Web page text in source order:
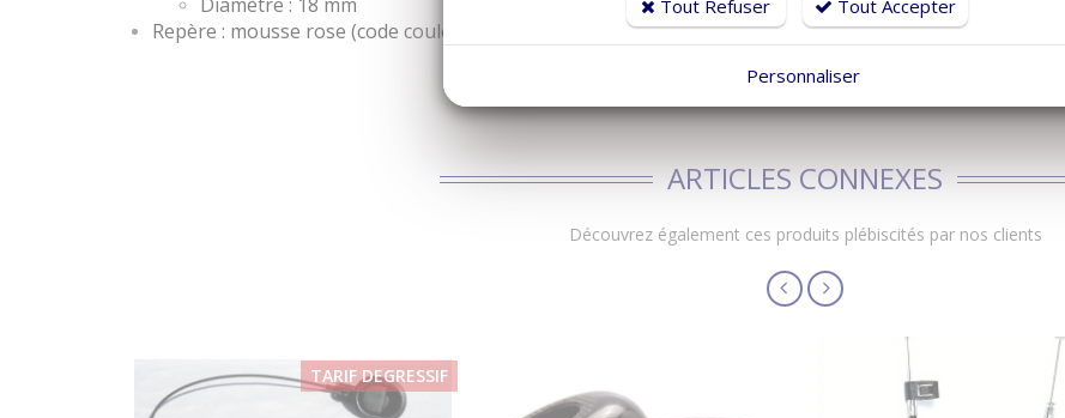
Repère : mousse rose (code couleur fabriquant)
ARTICLES CONNEXES
Découvrez également ces produits plébiscités par nos clients
TARIF DEGRESSIF
Tout Refuser Tout Accepter
Personnaliser